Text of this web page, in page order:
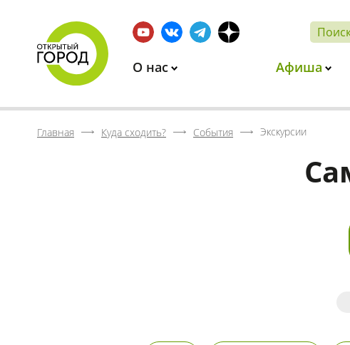
О нас Афиша
Главная Куда сходить? События Экскурсии